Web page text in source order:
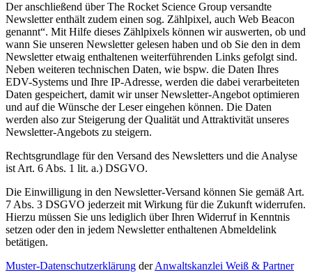
Der anschließend über The Rocket Science Group versandte
Newsletter enthält zudem einen sog. Zählpixel, auch Web Beacon
genannt“. Mit Hilfe dieses Zählpixels können wir auswerten, ob und
wann Sie unseren Newsletter gelesen haben und ob Sie den in dem
Newsletter etwaig enthaltenen weiterführenden Links gefolgt sind.
Neben weiteren technischen Daten, wie bspw. die Daten Ihres
EDV-Systems und Ihre IP-Adresse, werden die dabei verarbeiteten
Daten gespeichert, damit wir unser Newsletter-Angebot optimieren
und auf die Wünsche der Leser eingehen können. Die Daten
werden also zur Steigerung der Qualität und Attraktivität unseres
Newsletter-Angebots zu steigern.
Rechtsgrundlage für den Versand des Newsletters und die Analyse
ist Art. 6 Abs. 1 lit. a.) DSGVO.
Die Einwilligung in den Newsletter-Versand können Sie gemäß Art.
7 Abs. 3 DSGVO jederzeit mit Wirkung für die Zukunft widerrufen.
Hierzu müssen Sie uns lediglich über Ihren Widerruf in Kenntnis
setzen oder den in jedem Newsletter enthaltenen Abmeldelink
betätigen.
Muster-Datenschutzerklärung derAnwaltskanzlei Weiß & Partner